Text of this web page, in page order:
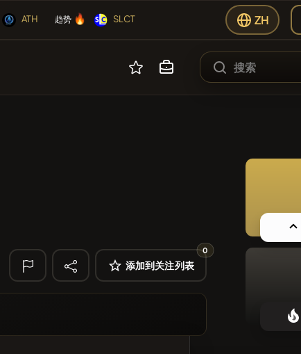
ATH 趋势 🔥
🔥
🔥
🔥 SLCT ZH
Algorithmic Trading Hub
🔎 最近搜索
添加到关注列表
0